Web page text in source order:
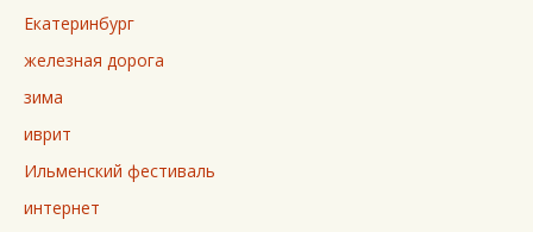
Екатеринбург
железная дорога
зима
иврит
Ильменский фестиваль
интернет